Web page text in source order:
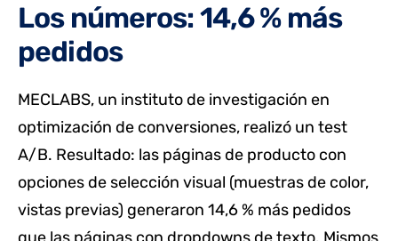
Los números: 14,6 % más
pedidos
MECLABS, un instituto de investigación en
optimización de conversiones, realizó un test
A/B. Resultado: las páginas de producto con
opciones de selección visual (muestras de color,
vistas previas) generaron 14,6 % más pedidos